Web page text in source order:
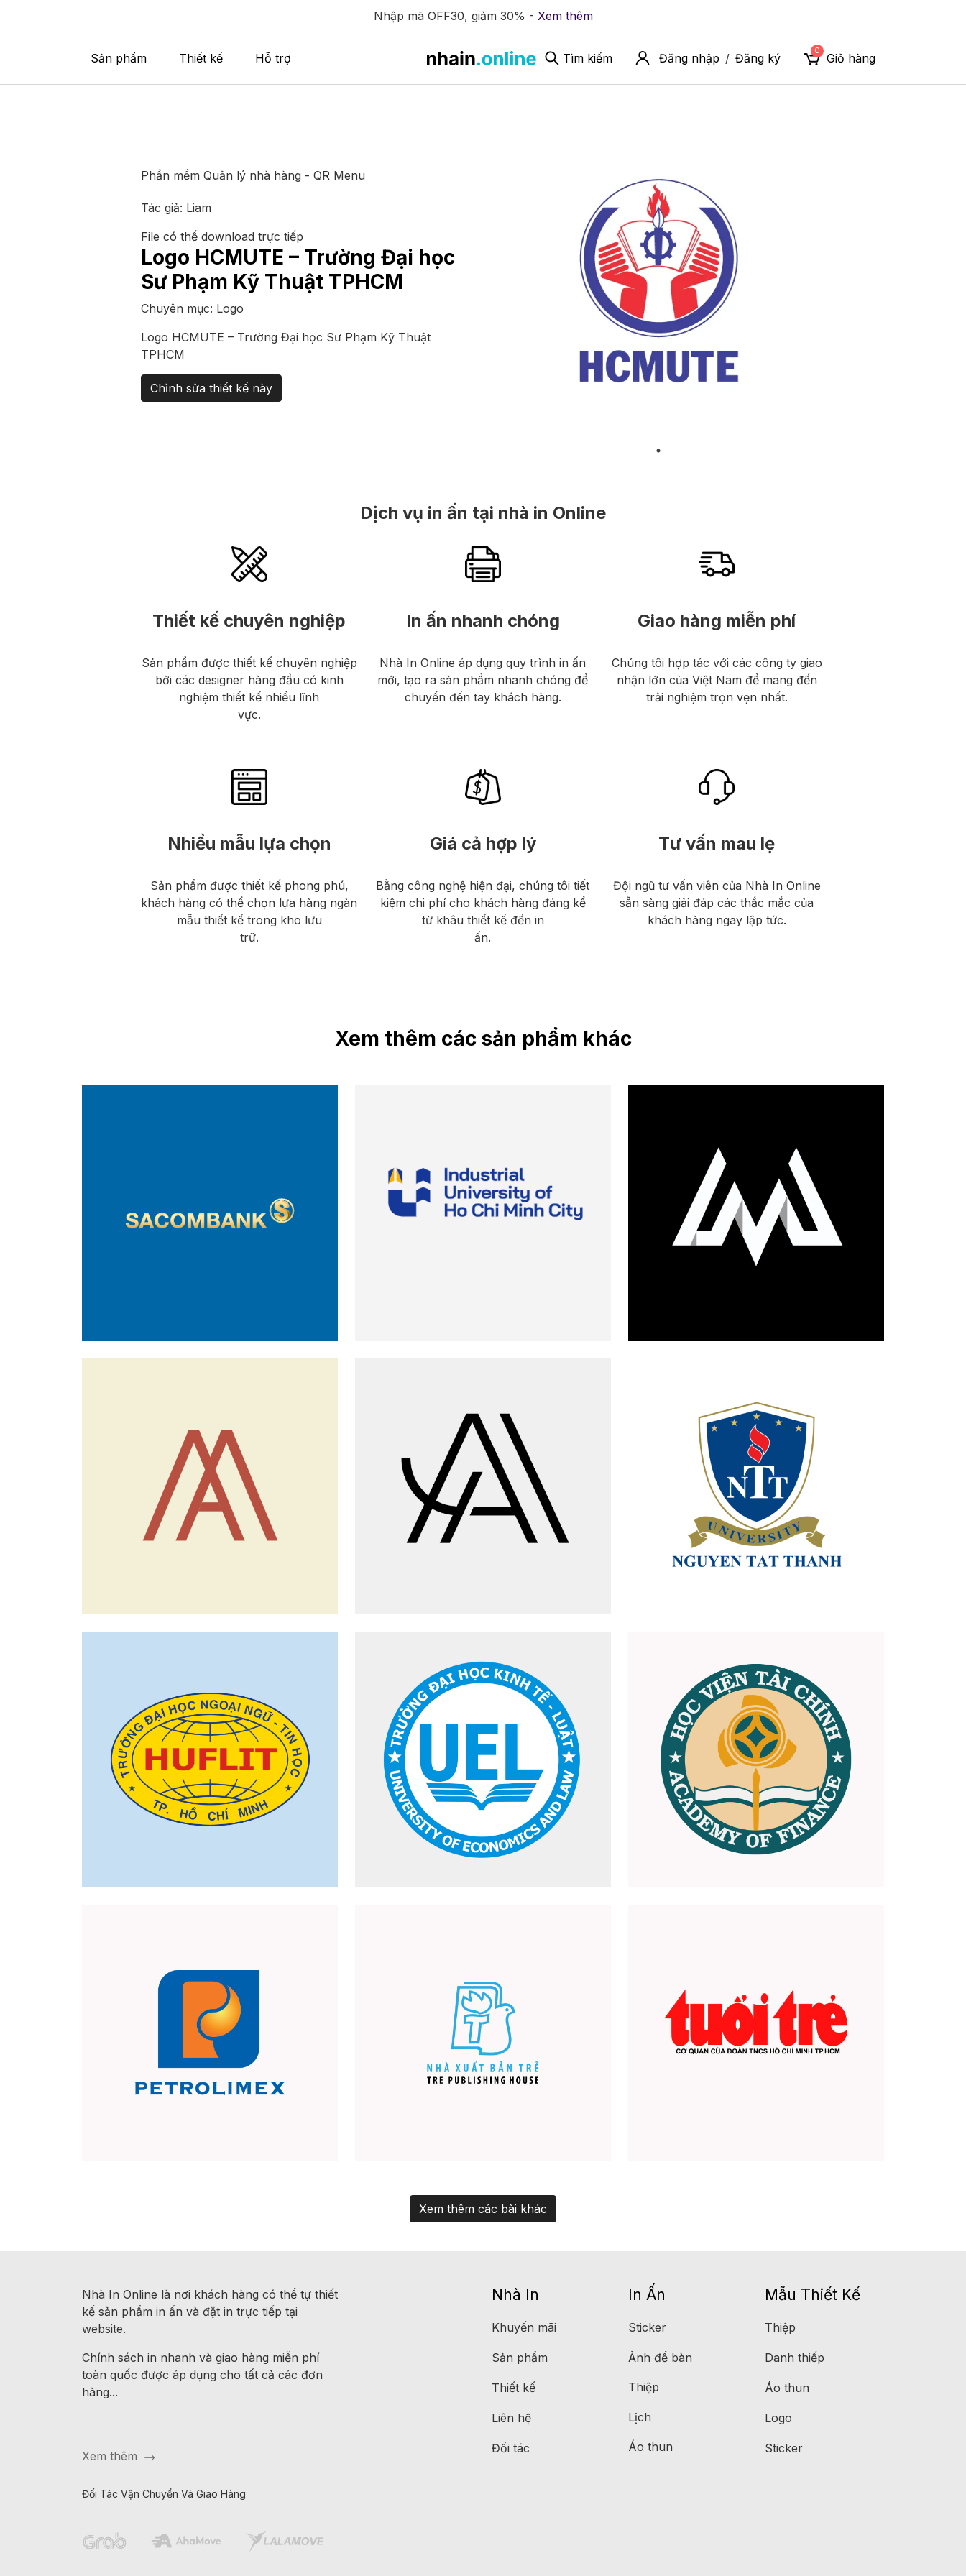
Nhập mã OFF30, giảm 30% - Xem thêm
Sản phẩm Thiết kế Hỗ trợ Tìm kiếm Đăng nhập / Đăng ký
0
Giỏ hàng
Phần mềm Quản lý nhà hàng - QR Menu
Tác giả: Liam
File có thể download trực tiếp
Logo HCMUTE – Trường Đại học
Sư Phạm Kỹ Thuật TPHCM
Chuyên mục: Logo
Logo HCMUTE – Trường Đại học Sư Phạm Kỹ Thuật
TPHCM
Chỉnh sửa thiết kế này
Dịch vụ in ấn tại nhà in Online
Thiết kế chuyên nghiệp
Sản phẩm được thiết kế chuyên nghiệp
bởi các designer hàng đầu có kinh
nghiệm thiết kế nhiều lĩnh
vực.
In ấn nhanh chóng
Nhà In Online áp dụng quy trình in ấn
mới, tạo ra sản phẩm nhanh chóng để
chuyển đến tay khách hàng.
Giao hàng miễn phí
Chúng tôi hợp tác với các công ty giao
nhận lớn của Việt Nam để mang đến
trải nghiệm trọn vẹn nhất.
Nhiều mẫu lựa chọn
Sản phẩm được thiết kế phong phú,
khách hàng có thể chọn lựa hàng ngàn
mẫu thiết kế trong kho lưu
trữ.
Giá cả hợp lý
Bằng công nghệ hiện đại, chúng tôi tiết
kiệm chi phí cho khách hàng đáng kể
từ khâu thiết kế đến in
ấn.
Tư vấn mau lẹ
Đội ngũ tư vấn viên của Nhà In Online
sẵn sàng giải đáp các thắc mắc của
khách hàng ngay lập tức.
Xem thêm các sản phẩm khác
Xem thêm các bài khác
Nhà In Online là nơi khách hàng có thể tự thiết
kế sản phẩm in ấn và đặt in trực tiếp tại
website.
Chính sách in nhanh và giao hàng miễn phí
toàn quốc được áp dụng cho tất cả các đơn
hàng...
Xem thêm
Đối Tác Vận Chuyển Và Giao Hàng
Nhà In
Khuyến mãi
Sản phẩm
Thiết kế
Liên hệ
Đối tác
In Ấn
Sticker
Ảnh để bàn
Thiệp
Lịch
Áo thun
Mẫu Thiết Kế
Thiệp
Danh thiếp
Áo thun
Logo
Sticker